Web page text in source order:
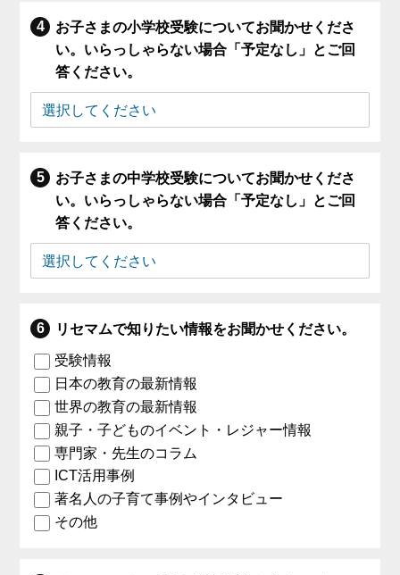
お子さまの小学校受験についてお聞かせくださ
い。いらっしゃらない場合「予定なし」とご回
答ください。
お子さまの中学校受験についてお聞かせくださ
い。いらっしゃらない場合「予定なし」とご回
答ください。
リセマムで知りたい情報をお聞かせください。
受験情報
日本の教育の最新情報
世界の教育の最新情報
親子・子どものイベント・レジャー情報
専門家・先生のコラム
ICT活用事例
著名人の子育て事例やインタビュー
その他